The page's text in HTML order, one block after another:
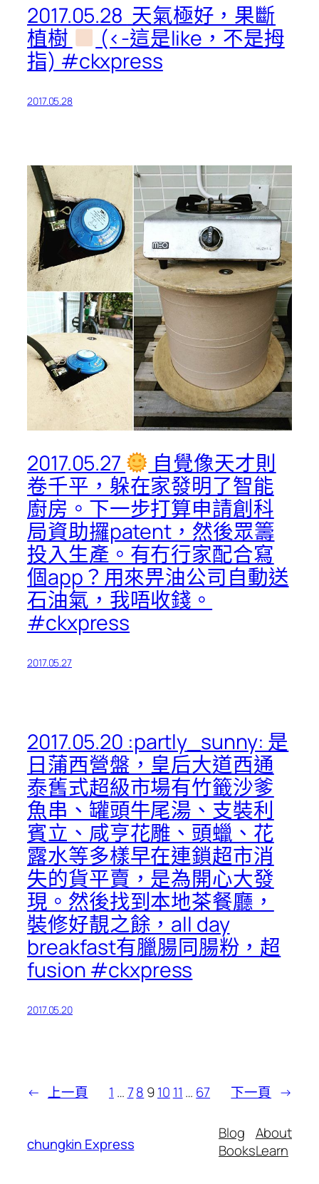
2017.05.28 天氣極好，果斷
植樹
(<-這是like，不是拇
指) #ckxpress
2017.05.28
2017.05.27
自覺像天才則
卷千平，躲在家發明了智能
廚房。下一步打算申請創科
局資助攞patent，然後眾籌
投入生產。有冇行家配合寫
個app？用來畀油公司自動送
石油氣，我唔收錢。
#ckxpress
2017.05.27
2017.05.20 :partly_sunny: 是
日蒲西營盤，皇后大道西通
泰舊式超級市場有竹籤沙爹
魚串、罐頭牛尾湯、支裝利
賓立、咸亨花雕、頭蠟、花
露水等多樣早在連鎖超市消
失的貨平賣，是為開心大發
現。然後找到本地茶餐廳，
裝修好靚之餘，all day
breakfast有臘腸同腸粉，超
fusion #ckxpress
2017.05.20
← 上一頁 1 …78 910 11 … 67 下一頁 →
chungkin Express
Blog
Books
About
Learn